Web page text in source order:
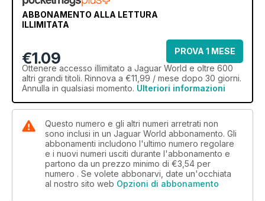
and it was widely criticised for
it. Personally, when specified
that would mean larger
and interior colours
and a mesh grille,
whatever the engine
choice – I think the
and impressive
looking car on the
road, especially since
its facelift in 2007, and
it’s also been the recipient
of several significant industry
ABBONAMENTO ALLA LETTURA
ILLIMITATA
€1.09
PROVA 1 MESE
Ottenere accesso illimitato a Jaguar World e oltre 600
altri grandi titoli. Rinnova a €11,99 / mese dopo 30 giorni.
Annulla in qualsiasi momento. Ulteriori informazioni
Questo numero e gli altri numeri arretrati non
sono inclusi in un Jaguar World abbonamento. Gli
abbonamenti includono l'ultimo numero regolare
e i nuovi numeri usciti durante l'abbonamento e
partono da un prezzo minimo di €3,54 per
numero . Se volete abbonarvi, date un'occhiata
al nostro sito web Opzioni di abbonamento